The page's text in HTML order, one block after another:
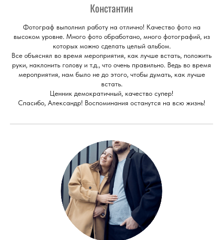
Константин
Фотограф выполнил работу на отлично! Качество фото на
высоком уровне. Много фото обработано, много фотографий, из
которых можно сделать целый альбом.
Все объяснял во время мероприятия, как лучше встать, положить
руки, наклонить голову и т.д., что очень правильно. Ведь во время
мероприятия, нам было не до этого, чтобы думать, как лучше
встать.
Ценник демократичный, качество супер!
Спасибо, Александр! Воспоминания останутся на всю жизнь!